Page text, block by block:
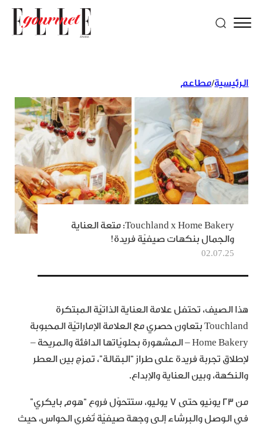
الرئيسية/مطاعم
Touchland x Home Bakery: متعة العناية
والجمال بنكهات صيفيّة فريدة!
02.07.25
هذا الصيف، تحتفل علامة العناية الذاتيّة المبتكرة
Touchland بتعاون حصري مع العلامة الإماراتيّة المحبوبة
Home Bakery – المشهورة بحلويّاتها الدافئة والمريحة –
لإطلاق تجربة فريدة على طراز “البقالة”، تمزج بين العطر
والنكهة، وبين العناية والإبداع.
من 23 يونيو حتى 7 يوليو، ستتحوّل فروع “هوم بايكري”
في الوصل والبرشاء إلى وجهة صيفيّة تُغري الحواس، حيث